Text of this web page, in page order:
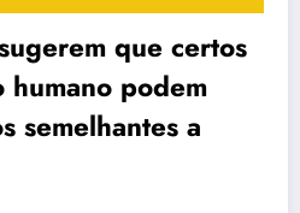
que certos
podem
semelhantes a